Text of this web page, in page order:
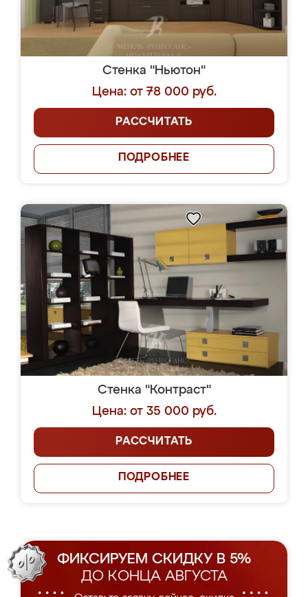
Стенка "Ньютон"
Цена: от 78 000 руб.
РАССЧИТАТЬ
ПОДРОБНЕЕ
Стенка "Контраст"
Цена: от 35 000 руб.
РАССЧИТАТЬ
ПОДРОБНЕЕ
ФИКСИРУЕМ СКИДКУ В 5%
ДО КОНЦА АВГУСТА